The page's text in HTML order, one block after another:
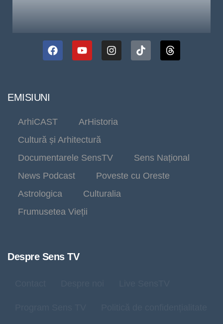
EMISIUNI
ArhiCAST
ArHistoria
Cultură și Arhitectură
Documentarele SensTV
Sens Național
News Podcast
Poveste cu Oreste
Astrologica
Culturalia
Frumusetea Vieții
Despre Sens TV